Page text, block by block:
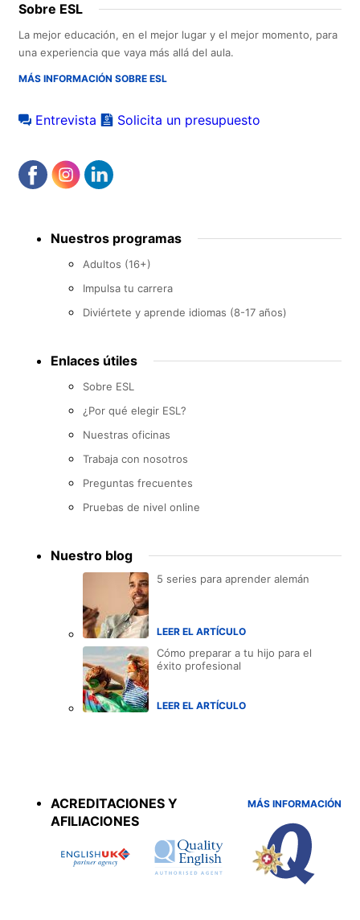
Sobre ESL
La mejor educación, en el mejor lugar y el mejor momento, para
una experiencia que vaya más allá del aula.
MÁS INFORMACIÓN SOBRE ESL
Entrevista Solicita un presupuesto
menu Nuestros programas
Adultos (16+)
Impulsa tu carrera
Diviértete y aprende idiomas (8-17 años)
Enlaces útiles
Sobre ESL
¿Por qué elegir ESL?
Nuestras oficinas
Trabaja con nosotros
Preguntas frecuentes
Pruebas de nivel online
Nuestro blog
5 series para aprender alemán
LEER EL ARTÍCULO
Cómo preparar a tu hijo para el
éxito profesional
LEER EL ARTÍCULO
ACREDITACIONES Y
AFILIACIONES
MÁS INFORMACIÓN